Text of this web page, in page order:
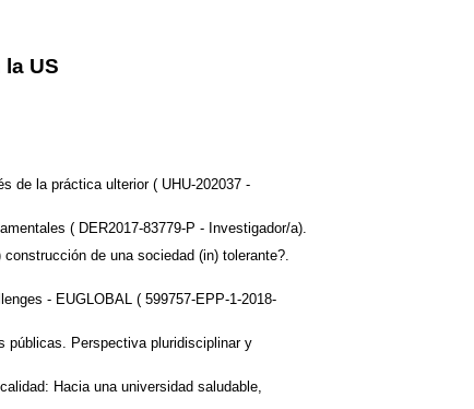
US
de la práctica ulterior ( UHU-202037 -
( DER2017-83779-P - Investigador/a).
de una sociedad (in) tolerante?.
- EUGLOBAL ( 599757-EPP-1-2018-
públicas. Perspectiva pluridisciplinar y
Hacia una universidad saludable,